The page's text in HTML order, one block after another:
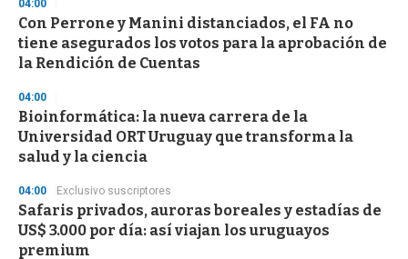
04:00
Con Perrone y Manini distanciados, el FA no
tiene asegurados los votos para la aprobación de
la Rendición de Cuentas
04:00
Bioinformática: la nueva carrera de la
Universidad ORT Uruguay que transforma la
salud y la ciencia
04:00 Exclusivo suscriptores
Safaris privados, auroras boreales y estadías de
US$ 3.000 por día: así viajan los uruguayos
premium